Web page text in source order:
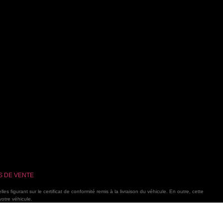
DE VENTE
figurant sur le certificat de conformité remis à la livraison du véhicule. En outre, cette
véhicule.